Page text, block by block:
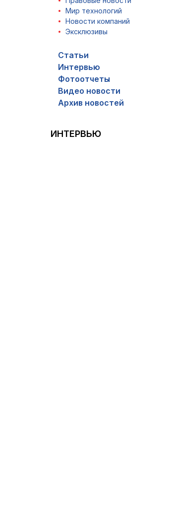
Мир технологий
Новости компаний
Эксклюзивы
Статьи
Интервью
Фотоотчеты
Видео новости
Архив новостей
ИНТЕРВЬЮ